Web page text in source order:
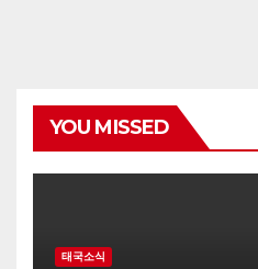
YOU MISSED
태국소식